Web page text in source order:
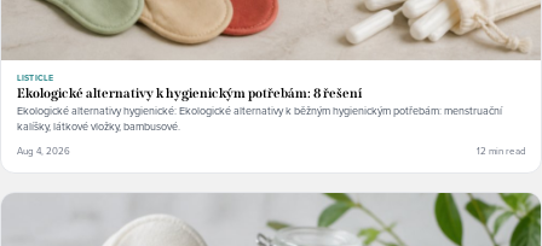
LISTICLE
Ekologické alternativy k hygienickým potřebám: 8 řešení
Ekologické alternativy hygienické: Ekologické alternativy k běžným hygienickým potřebám: menstruační
kalíšky, látkové vložky, bambusové.
Aug 4, 2026 12 min read